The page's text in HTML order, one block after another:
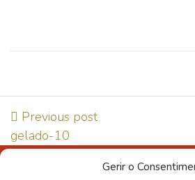
Gerir o
Previous post
gelado-10